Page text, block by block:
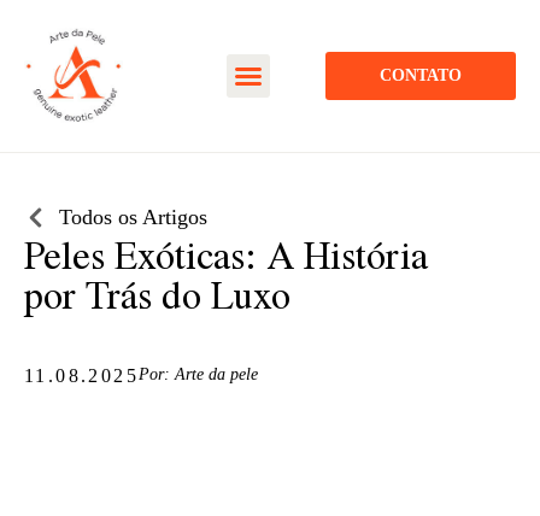
CONTATO
Todos os Artigos
Peles Exóticas: A História
por Trás do Luxo
11.08.2025Por: Arte da pele